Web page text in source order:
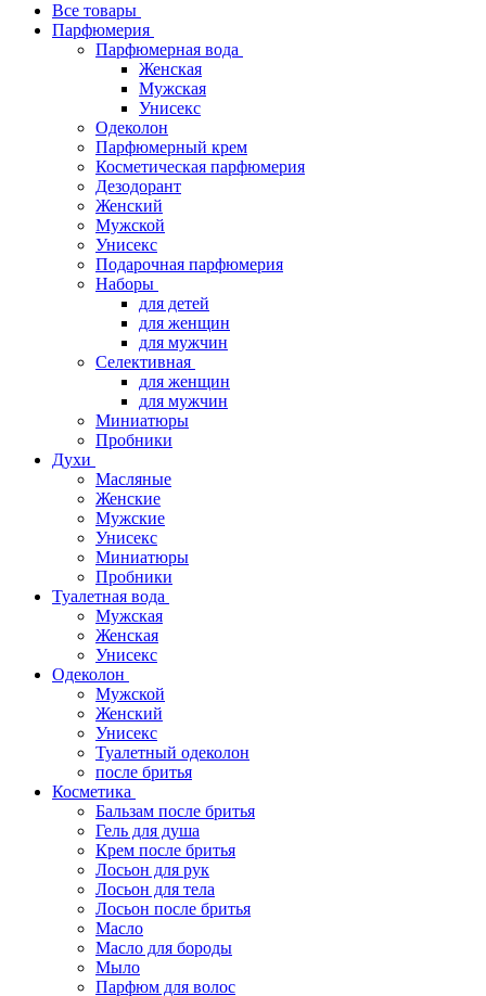
Все товары
Парфюмерия
Парфюмерная вода
Женская
Мужская
Унисекс
Одеколон
Парфюмерный крем
Косметическая парфюмерия
Дезодорант
Женский
Мужской
Унисекс
Подарочная парфюмерия
Наборы
для детей
для женщин
для мужчин
Селективная
для женщин
для мужчин
Миниатюры
Пробники
Духи
Масляные
Женские
Мужские
Унисекс
Миниатюры
Пробники
Туалетная вода
Мужская
Женская
Унисекс
Одеколон
Мужской
Женский
Унисекс
Туалетный одеколон
после бритья
Косметика
Бальзам после бритья
Гель для душа
Крем после бритья
Лосьон для рук
Лосьон для тела
Лосьон после бритья
Масло
Масло для бороды
Мыло
Парфюм для волос